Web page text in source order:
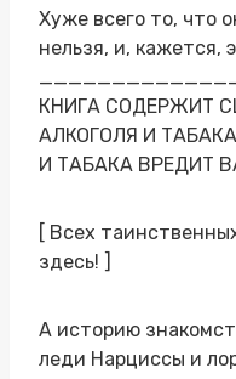
Хуже всего то, что
нельзя, и, кажется,
КНИГА СОДЕРЖИТ
АЛКОГОЛЯ И
И ТАБАКА ВРЕДИТ
[ Всех
здесь! ]
А историю
леди Нарциссы и